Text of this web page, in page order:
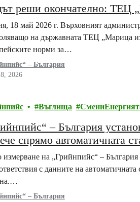
реши окончателно: ТЕЦ
18 май 2026 г. Върховният
на държавната ТЕЦ „Марица
норми за…
– България
2026
Въглища
– България
спрямо автоматичната
на „Грийнпийс“ – България
с данните на
– България